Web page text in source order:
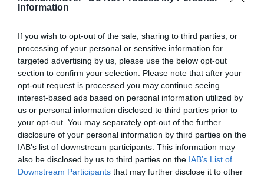
Information
If you wish to opt-out of the sale, sharing to third parties, or
processing of your personal or sensitive information for
targeted advertising by us, please use the below opt-out
section to confirm your selection. Please note that after your
opt-out request is processed you may continue seeing
interest-based ads based on personal information utilized by
us or personal information disclosed to third parties prior to
your opt-out. You may separately opt-out of the further
disclosure of your personal information by third parties on the
IAB’s list of downstream participants. This information may
also be disclosed by us to third parties on the IAB’s List of
Downstream Participants that may further disclose it to other
zawirowań pogodowych, co zostało podkreślone
jest zabranie ze sobą nie tylko kostiumu
kąpielowego, ale też wygodnej odzieży, aby móc
cieszyć się sesją foto w różnych miejscach. Oprócz
tego, warto zaopatrzyć się w buty wodoodporne,
które będą niezwykle przydatne na piaszczystych
plażach i w okolicznych zbiornikach.
Popularne Kategorie